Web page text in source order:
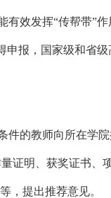
效发挥“传帮带”作
报，国家级和省级
的教师向所在学院
证明、获奖证书
，提出推荐意见。